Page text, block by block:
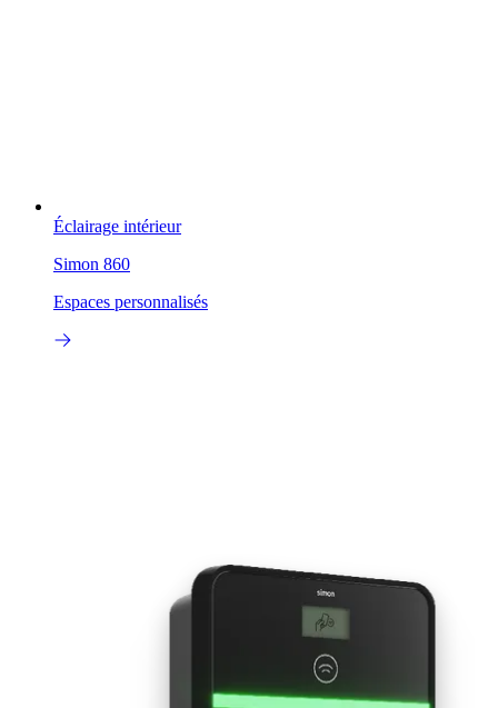
Éclairage intérieur
Simon 860
Espaces personnalisés